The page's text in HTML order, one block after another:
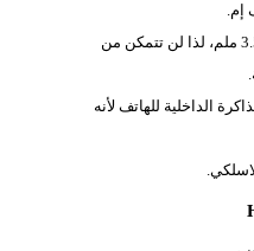
إم.
3.5 ملم، لذا لن تتمكن من
الداخلية للهاتف لأنه